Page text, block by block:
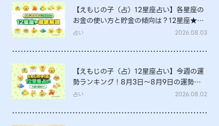
【えもじの子（占）12星座占い】各星座の
お金の使い方と貯金の傾向は？12星座★徹
底解説
占い 2026.08.03
【えもじの子（占）12星座占い】今週の運
勢ランキング！8月3日～8月9日の運勢
は？
占い 2026.08.02